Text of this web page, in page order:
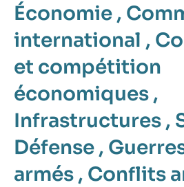
Économie ,
international ,
et compétition
économiques ,
Infrastructures ,
Défense ,
armés , Conflits